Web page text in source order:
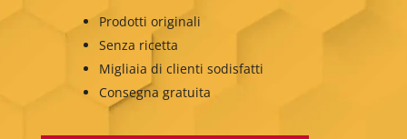
Prodotti originali
Senza ricetta
Migliaia di clienti sodisfatti
Consegna gratuita